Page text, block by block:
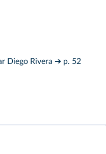
Diego Rivera ➔ p. 52